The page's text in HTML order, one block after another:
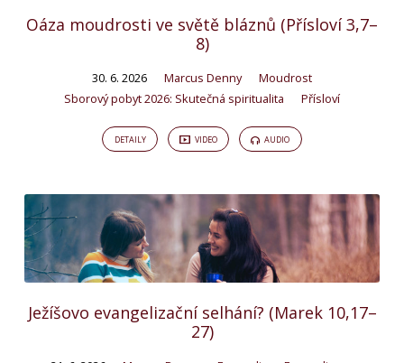
Oáza moudrosti ve světě bláznů (Přísloví 3,7–
8)
30. 6. 2026 Marcus Denny
Moudrost
Sborový pobyt 2026: Skutečná spiritualita
Přísloví
DETAILY VIDEO AUDIO
Ježíšovo evangelizační selhání? (Marek 10,17–
27)